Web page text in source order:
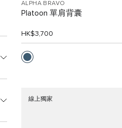
ALPHA BRAVO
Platoon 單肩背囊
HK$3,700
線上獨家